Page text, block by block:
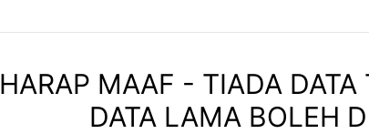
HARAP MAAF - TIADA
DATA LAMA BOLEH